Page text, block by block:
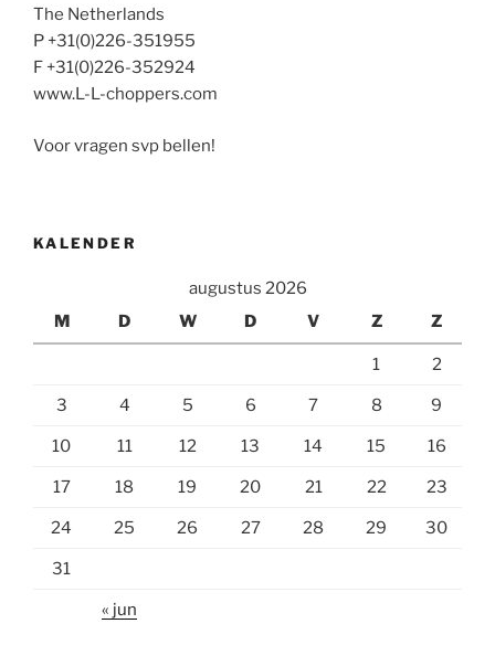
The Netherlands
P +31(0)226-351955
F +31(0)226-352924
www.L-L-choppers.com
Voor vragen svp bellen!
KALENDER
augustus 2026
M
D W D V Z Z
1 2
3 4 5 6 7 8 9
10 11 12 13 14 15 16
17 18 19 20 21 22 23
24 25 26 27 28 29 30
31
« jun